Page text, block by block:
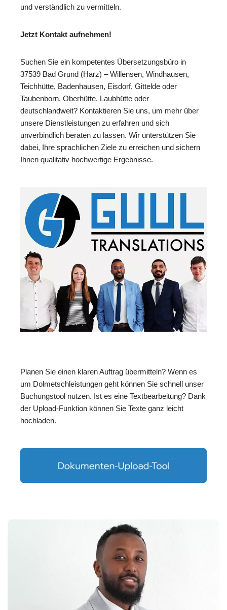
und verständlich zu vermitteln.
Jetzt Kontakt aufnehmen!
Suchen Sie ein kompetentes Übersetzungsbüro in
37539 Bad Grund (Harz) – Willensen, Windhausen,
Teichhütte, Badenhausen, Eisdorf, Gittelde oder
Taubenborn, Oberhütte, Laubhütte oder
deutschlandweit? Kontaktieren Sie uns, um mehr über
unsere Dienstleistungen zu erfahren und sich
unverbindlich beraten zu lassen. Wir unterstützen Sie
dabei, Ihre sprachlichen Ziele zu erreichen und sichern
Ihnen qualitativ hochwertige Ergebnisse.
Planen Sie einen klaren Auftrag übermitteln? Wenn es
um Dolmetschleistungen geht können Sie schnell unser
Buchungstool nutzen. Ist es eine Textbearbeitung? Dank
der Upload-Funktion können Sie Texte ganz leicht
hochladen.